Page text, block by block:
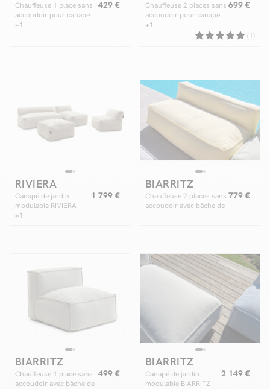
Chauffeuse 1 place sans
accoudoir pour canapé
de jardin modulable
429 €
+1
Chauffeuse 2 places sans
accoudoir pour canapé
de jardin modulable
RIVIERA tissu chiné
699 €
+1
(1)
RIVIERA
Canapé de jardin
modulable RIVIERA
tissu chiné avec 1
1 799 €
+1
BIARRITZ
Chauffeuse 2 places sans
accoudoir avec bâche de
779 €
BIARRITZ
Chauffeuse 1 place sans
accoudoir avec bâche de
499 €
BIARRITZ
Canapé de jardin
modulable BIARRITZ
2 149 €